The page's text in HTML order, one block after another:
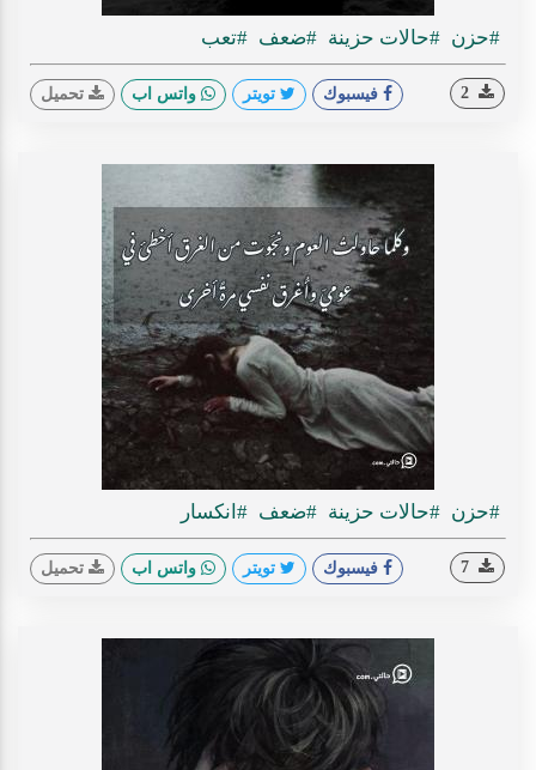
#حزن #حالات حزينة #ضعف #تعب
فيسبوك تويتر واتس اب تحميل
#حزن #حالات حزينة #ضعف #انكسار
فيسبوك تويتر واتس اب تحميل